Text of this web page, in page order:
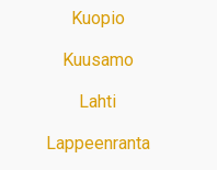
Kuopio
Kuusamo
Lahti
Lappeenranta